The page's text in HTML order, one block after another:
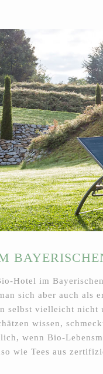
Hotel im
sich aber auch
selbst vielleicht
wissen,
wenn Bio-
wie Tees aus